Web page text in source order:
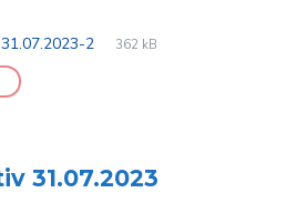
2
File
pdf
File
362 kB
31.07.2023